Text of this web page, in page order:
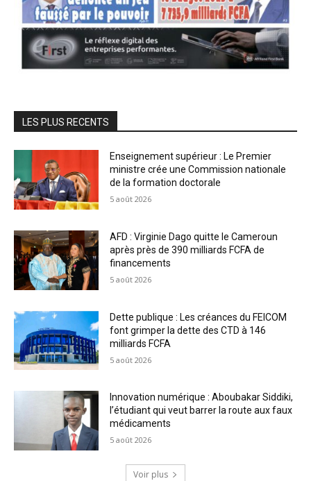
LES PLUS RECENTS
Enseignement supérieur : Le Premier
ministre crée une Commission nationale
de la formation doctorale
5 août 2026
AFD : Virginie Dago quitte le Cameroun
après près de 390 milliards FCFA de
financements
5 août 2026
Dette publique : Les créances du FEICOM
font grimper la dette des CTD à 146
milliards FCFA
5 août 2026
Innovation numérique : Aboubakar Siddiki,
l’étudiant qui veut barrer la route aux faux
médicaments
5 août 2026
Voir plus